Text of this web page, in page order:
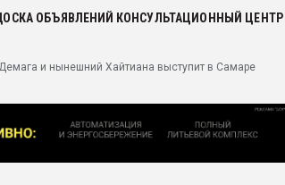
ОБЪЯВЛЕНИЙ КОНСУЛЬТАЦИОННЫЙ ЦЕНТР
и нынешний Хайтиана выступит в Самаре